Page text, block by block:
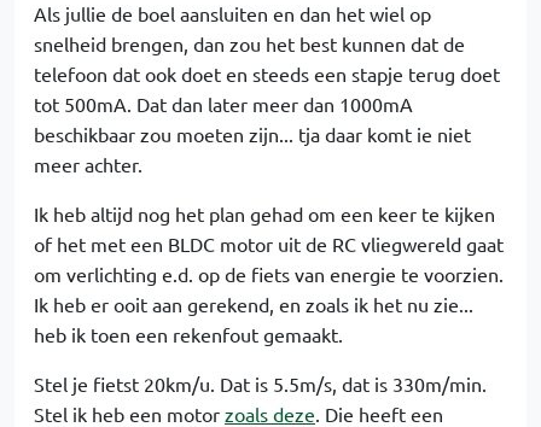
Als jullie de boel aansluiten en dan het wiel op
snelheid brengen, dan zou het best kunnen dat de
telefoon dat ook doet en steeds een stapje terug doet
tot 500mA. Dat dan later meer dan 1000mA
beschikbaar zou moeten zijn... tja daar komt ie niet
meer achter.
Ik heb altijd nog het plan gehad om een keer te kijken
of het met een BLDC motor uit de RC vliegwereld gaat
om verlichting e.d. op de fiets van energie te voorzien.
Ik heb er ooit aan gerekend, en zoals ik het nu zie...
heb ik toen een rekenfout gemaakt.
Stel je fietst 20km/u. Dat is 5.5m/s, dat is 330m/min.
Stel ik heb een motor zoals deze. Die heeft een